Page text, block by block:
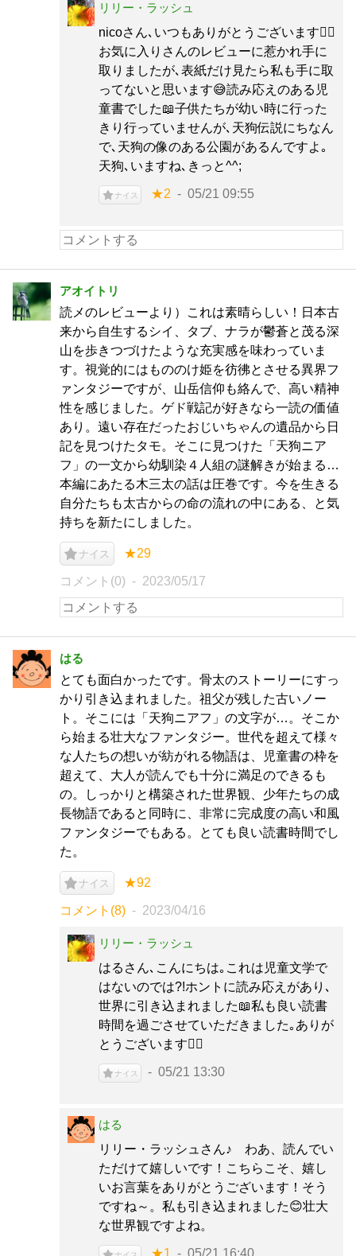
リリー・ラッシュ
nicoさん､いつもありがとうございます🙇‍♀️
お気に入りさんのレビューに惹かれ手に
取りましたが､表紙だけ見たら私も手に取
ってないと思います😅読み応えのある児
童書でした📖子供たちが幼い時に行った
きり行っていませんが､天狗伝説にちなん
で､天狗の像のある公園があるんですよ｡
天狗､いますね､きっと^^;
ナイス ★2 05/21 09:55
アオイトリ
読メのレビューより）これは素晴らしい！日本古
来から自生するシイ、タブ、ナラが鬱蒼と茂る深
山を歩きつづけたような充実感を味わっていま
す。視覚的にはもののけ姫を彷彿とさせる異界フ
ァンタジーですが、山岳信仰も絡んで、高い精神
性を感じました。ゲド戦記が好きなら一読の価値
あり。遠い存在だったおじいちゃんの遺品から日
記を見つけたタモ。そこに見つけた「天狗ニア
フ」の一文から幼馴染４人組の謎解きが始まる…
本編にあたる木三太の話は圧巻です。今を生きる
自分たちも太古からの命の流れの中にある、と気
持ちを新たにしました。
ナイス ★29
コメント(0) 2023/05/17
はる
とても面白かったです。骨太のストーリーにすっ
かり引き込まれました。祖父が残した古いノー
ト。そこには「天狗ニアフ」の文字が…。そこか
ら始まる壮大なファンタジー。世代を超えて様々
な人たちの想いが紡がれる物語は、児童書の枠を
超えて、大人が読んでも十分に満足のできるも
の。しっかりと構築された世界観、少年たちの成
長物語であると同時に、非常に完成度の高い和風
ファンタジーでもある。とても良い読書時間でし
た。
ナイス ★92
コメント(8) 2023/04/16
リリー・ラッシュ
はるさん､こんにちは｡これは児童文学で
はないのでは?!ホントに読み応えがあり､
世界に引き込まれました📖私も良い読書
時間を過ごさせていただきました｡ありが
とうございます🙇‍♀️
ナイス 05/21 13:30
はる
リリー・ラッシュさん♪ わあ、読んでい
ただけて嬉しいです！こちらこそ、嬉し
いお言葉をありがとうございます！そう
ですね～。私も引き込まれました😊壮大
な世界観ですよね。
★1 05/21 16:40